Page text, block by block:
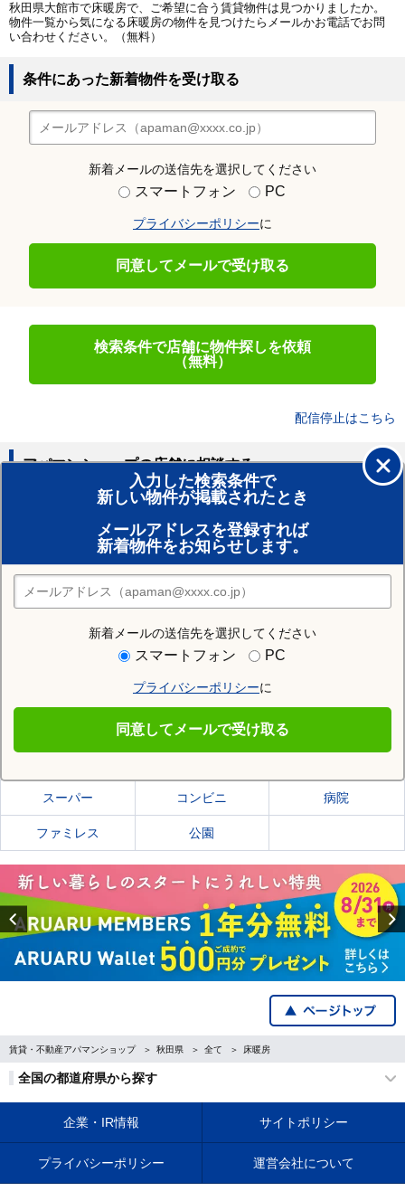
秋田県大館市で床暖房で、ご希望に合う賃貸物件は見つかりましたか。
物件一覧から気になる床暖房の物件を見つけたらメールかお電話でお問
い合わせください。（無料）
条件にあった新着物件を受け取る
新着メールの送信先を選択してください
スマートフォン PC
プライバシーポリシーに
同意してメールで受け取る
検索条件で店舗に物件探しを依頼
（無料）
配信停止はこちら
入力した検索条件で
新しい物件が掲載されたとき
メールアドレスを登録すれば
新着物件をお知らせします。
新着メールの送信先を選択してください
スマートフォン PC
プライバシーポリシーに
同意してメールで受け取る
アパマンショップの店舗に相談する
賃貸のプロがお部屋探し！
おまかせ物件リクエスト
住みたい街の店舗を探す
店舗検索
住む街研究所で大館市の情報を見る
大館市の施設一覧
スーパー コンビニ 病院
ファミレス 公園
Previous
賃貸・不動産アパマンショップ 秋田県 全て 床暖房
全国の都道府県から探す
企業・IR情報 サイトポリシー
プライバシーポリシー 運営会社について